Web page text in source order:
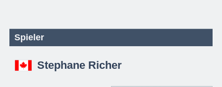
Spieler
Stephane Richer